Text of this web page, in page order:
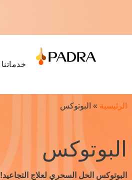
خدماتنا
الرئيسية » البوتوكس
البوتوكس
البوتوكس الحل السحري لعلاج التجاعيد!